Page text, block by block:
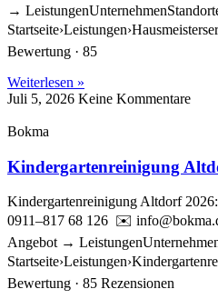
→
Bewertung · 85
Weiterlesen »
Juli 5, 2026 Keine Kommentare
Bokma
Kindergartenreinigung
Kindergartenreinigung Altdorf
0911–817 68 126 ✉️
Angebot →
Bewertung · 85 Rezensionen